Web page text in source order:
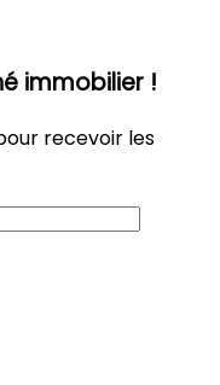
immobilier !
recevoir les